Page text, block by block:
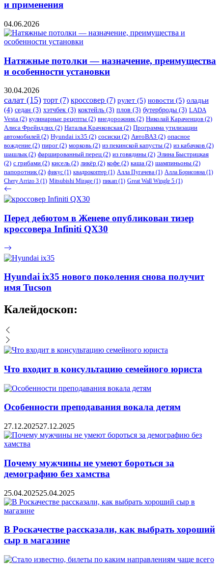
и применения
04.06.2026
Натяжные потолки — назначение, преимущества
и особенности установки
30.04.2026
салат (15) торт (7) кроссовер (7) рулет (5) новости (5) оладьи
(4) седан (3) хэтчбек (3) коктейль (3) плов (3) бутерброды (3) LADA
Vesta (2) кулинарные рецепты (2) внедорожник(2) Николай Караченцов (2)
Алиса Фрейндлих (2) Наталья Крачковская (2) Программа утилизации
автомобилей (2) ​Hyundai ix35 (2) сосиски (2) АвтоВАЗ (2) опасное
вождение (2) пирог (2) морковь (2) из пекинской капусты (2) из кабачков (2)
шашлык(2) фаршированный перец (2) из говядины (2) Элина Быстрицкая
(2) с грибами (2) кисель (2) ликёр (2) кофе (2) каша (2) шампиньоны (2)
папоротник(2) фикус (1) квадрокоптер (1) Алла Пугачева (1) Алла Борисовна (1)
Chery Arrizo 3 (1) Mitsubishi Mirage (1) пикап (1) Great Wall Wingle 5 (1)
Перед дебютом в Женеве опубликован тизер
кроссовера Infiniti QX30
Hyundai ix35 нового поколения снова получит
имя Tucson
Калейдоскоп:
Что входит в консультацию семейного юриста
Особенности преподавания вокала детям
27.12.202527.12.2025
Почему мужчины не умеют бороться за
демографию без хамства
25.04.202525.04.2025
В Роскачестве рассказали, как выбрать хороший
сыр в магазине